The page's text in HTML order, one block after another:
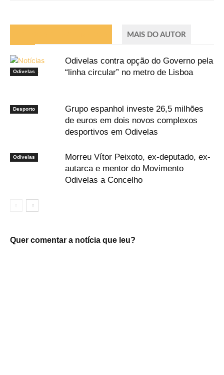
MAIS DO AUTOR
Odivelas
Odivelas contra opção do Governo pela
“linha circular” no metro de Lisboa
Desporto
Grupo espanhol investe 26,5 milhões
de euros em dois novos complexos
desportivos em Odivelas
Odivelas
Morreu Vítor Peixoto, ex-deputado, ex-
autarca e mentor do Movimento
Odivelas a Concelho
Quer comentar a notícia que leu?